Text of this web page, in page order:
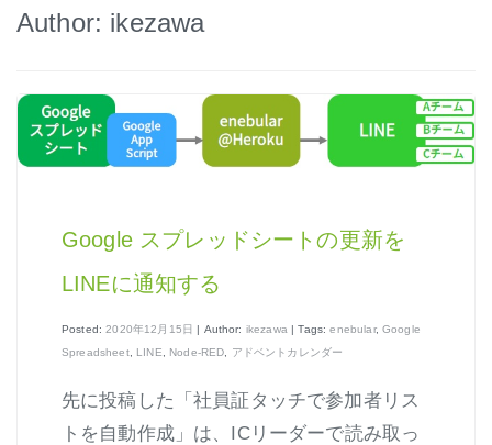
はじめよう、enebular (2)
はじめよう、enebular (3)
はじめよう、enebular (5)
ノーコードで地図アプリ制作を体験
ノンコーディングで機械学習を体験
Author: ikezawa
Google スプレッドシートの更新を
LINEに通知する
Posted:2020年12月15日 | Author: ikezawa | Tags:enebular, Google
Spreadsheet, LINE Node-RED アドベントカレンダー
先に投稿した「社員証タッチで参加者リス
トを自動作成」は、ICリーダーで読み取っ